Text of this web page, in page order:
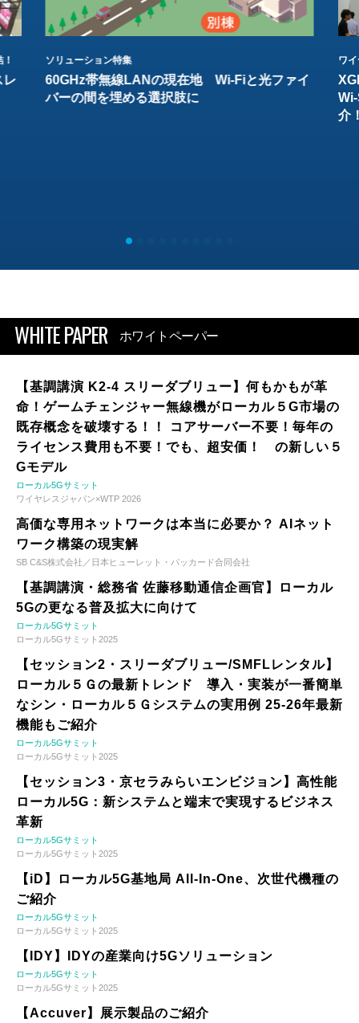
レ
ソリューション特集
60GHz帯無線LANの現在地 Wi-Fiと光ファイ
バーの間を埋める選択肢に
ワ
介
WHITE PAPER ホワイトペーパー
【基調講演 K2-4 スリーダブリュー】何もかもが革
命！ゲームチェンジャー無線機がローカル５G市場の
既存概念を破壊する！！ コアサーバー不要！毎年の
ライセンス費用も不要！でも、超安価！ の新しい５
Gモデル
ローカル5Gサミット
ワイヤレスジャパン×WTP 2026
高価な専用ネットワークは本当に必要か？ AIネット
ワーク構築の現実解
SB C&S株式会社／日本ヒューレット・パッカード合同会社
【基調講演・総務省 佐藤移動通信企画官】ローカル
5Gの更なる普及拡大に向けて
ローカル5Gサミット
ローカル5Gサミット2025
【セッション2・スリーダブリュー/SMFLレンタル】
ローカル５Ｇの最新トレンド 導入・実装が一番簡単
なシン・ローカル５Ｇシステムの実用例 25-26年最新
機能もご紹介
ローカル5Gサミット
ローカル5Gサミット2025
【セッション3・京セラみらいエンビジョン】高性能
ローカル5G：新システムと端末で実現するビジネス
革新
ローカル5Gサミット
ローカル5Gサミット2025
【iD】ローカル5G基地局 All-In-One、次世代機種の
ご紹介
ローカル5Gサミット
ローカル5Gサミット2025
【IDY】IDYの産業向け5Gソリューション
ローカル5Gサミット
ローカル5Gサミット2025
【Accuver】展示製品のご紹介